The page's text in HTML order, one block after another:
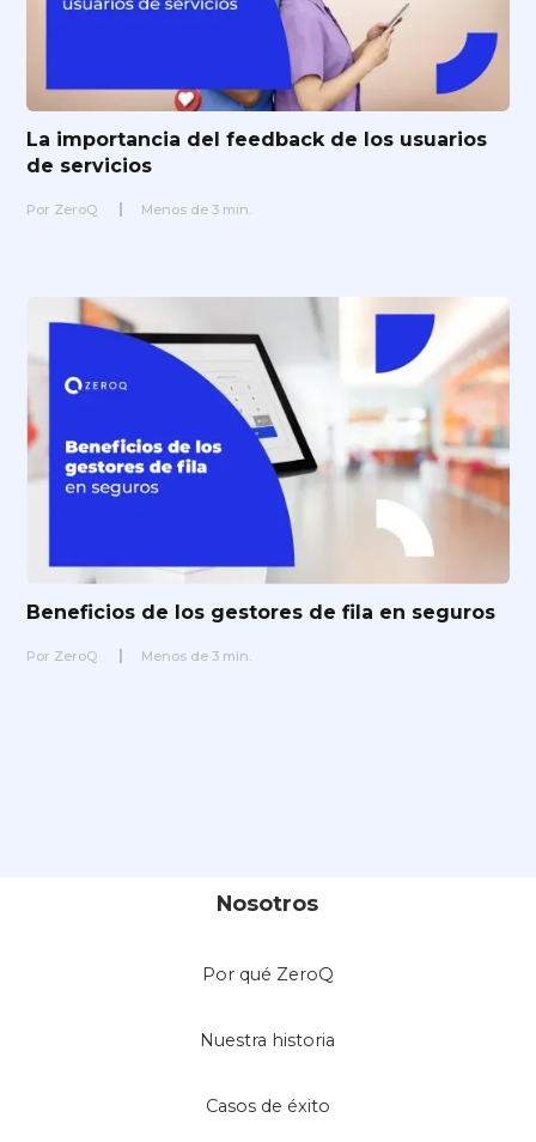
La importancia del feedback de los usuarios
de servicios
Por ZeroQ Menos de 3 min.
Beneficios de los gestores de fila en seguros
Por ZeroQ Menos de 3 min.
Nosotros
Por qué ZeroQ
Nuestra historia
Casos de éxito